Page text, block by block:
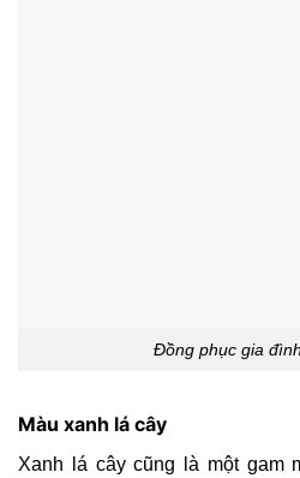
Đồng phục gia
Màu xanh lá cây
Xanh lá cây cũng là một gam